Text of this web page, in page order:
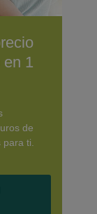
en 1
de
ti.